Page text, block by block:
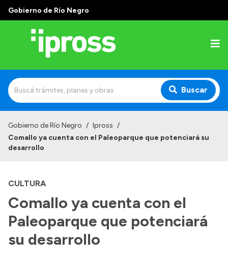
Gobierno de Río Negro
Buscar
Institucional
Autoridades
Delegaciones
Consultorios Propios
Presentación CV
Gobierno de Río Negro / Ipross /
Comallo ya cuenta con el Paleoparque que potenciará su
desarrollo
CULTURA
Comallo ya cuenta con el
Paleoparque que potenciará
su desarrollo